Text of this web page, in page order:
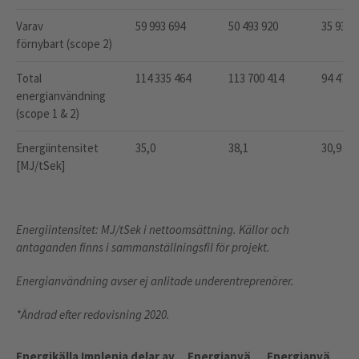
Varav
förnybart (scope 2)
59 993 694 50 493 920 35 933
Total
energianvändning
(scope 1 & 2)
114 335 464 113 700 414 94 473
Energiintensitet
[MJ/tSek]
35,0 38,1 30,9
Energiintensitet: MJ/tSek i nettoomsättning. Källor och
antaganden finns i sammanställningsfil för projekt.
Energianvändning avser ej anlitade underentreprenörer.
*Ändrad efter redovisning 2020.